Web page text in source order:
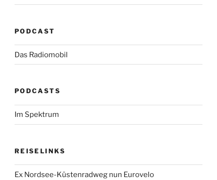
PODCAST
Das Radiomobil
PODCASTS
Im Spektrum
REISELINKS
Ex Nordsee-Küstenradweg nun Eurovelo